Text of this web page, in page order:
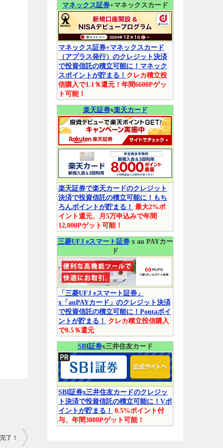
了！
マネックス証券+マネックスカード
マネックス証券+マネックスカード
（アプラス発行）のクレジット決済
で投資信託の積立可能に！マネック
スポイントが貯まる！ クレカ積立投
信購入で1.1％還元！年間6600Pゲッ
ト可能！
楽天証券x楽天カード
楽天証券で楽天カードのクレジット
決済で投資信託の積立可能に！もち
ろんポイントが貯まる！ 最大2%ポ
イント還元、月5万申込みで年間
12,000Pゲット可能！
三菱UFJ eスマート証券x au PAYカー
ド
「三菱UFJ eスマート証券」
x「auPAYカード」のクレジット決済
で投資信託の積立可能に！Pontaポイ
ントが貯まる！
クレカ積立投信購入
で0.5％還元
SBI証券x三井住友カード
SBI証券x三井住友カードのクレジッ
ト決済で投資信託の積立可能に！Vポ
イントが貯まる！ 0.5%ポイント付
与、年間3000Pゲット可能！